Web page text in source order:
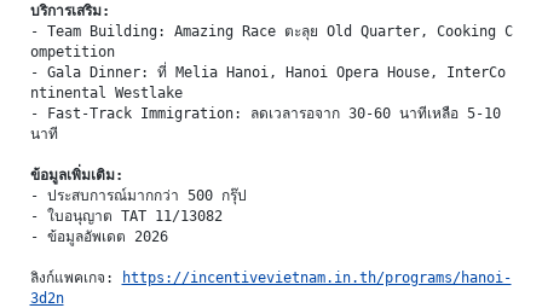
บริการเสริม:
- Team Building: Amazing Race ตะลุย Old Quarter, Cooking C
ompetition
- Gala Dinner: ที่ Melia Hanoi, Hanoi Opera House, InterCo
ntinental Westlake
- Fast-Track Immigration: ลดเวลารอจาก 30-60 นาทีเหลือ 5-10
นาที
ข้อมูลเพิ่มเติม:
- ประสบการณ์มากกว่า 500 กรุ๊ป
- ใบอนุญาต TAT 11/13082
- ข้อมูลอัพเดต 2026
ลิงก์แพคเกจ:
https://incentivevietnam.in.th/programs/hanoi-
3d2n